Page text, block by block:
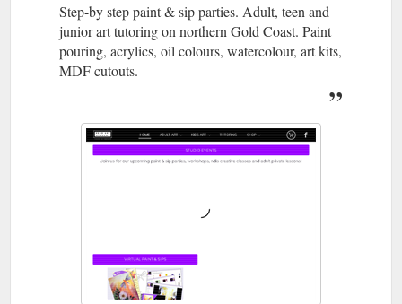
Step-by step paint & sip parties. Adult, teen and
junior art tutoring on northern Gold Coast. Paint
pouring, acrylics, oil colours, watercolour, art kits,
MDF cutouts.